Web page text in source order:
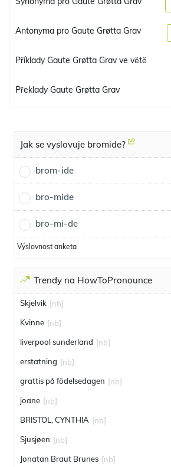
Antonyma pro Gaute Grøtta Grav
Příklady Gaute Grøtta Grav ve větě
Překlady Gaute Grøtta Grav
Jak se vyslovuje bromide?
brom-ide
bro-mide
bro-mi-de
Výslovnost anketa
Trendy na HowToPronounce
Skjelvik [nb]
Kvinne [nb]
liverpool sunderland [nb]
erstatning [nb]
grattis på födelsedagen [nb]
joane [nb]
BRISTOL, CYNTHIA [nb]
Sjusjøen [nb]
Jonatan Braut Brunes [nb]